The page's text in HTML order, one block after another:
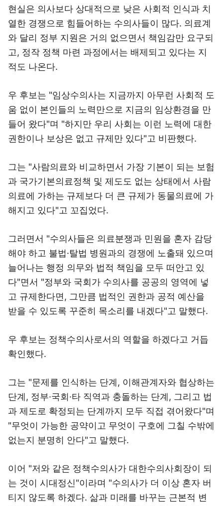
현실은 의사보다 상대적으로 낮은 사회적 인식과 치
열한 경쟁으로 힘들어하는 수의사들이 많다. 의료계
와 달리 정부 지원은 거의 없으면서 책임감만 요구되
고, 정작 정책 마련 과정에서는 배제되고 있다는 지
적도 나온다.
우 후보는 "임상수의사는 지금까지 아무런 사회적 도
움 없이 본인들의 노력만으로 지금의 임상환경을 만
들어 왔다"며 "하지만 우리 사회는 이런 노력에 대한
권한이나 보상은 없고 규제만 있다"고 비판했다.
그는 "사람의료와 비교하면서 가장 기본이 되는 보험
과 국가기본의료정책 및 제도도 없는 상태에서 사람
의료에 가하는 규제보다 더 큰 규제가 동물의료에 가
해지고 있다"고 꼬집었다.
그러면서 "수의사들은 의료분쟁과 민원을 혼자 감당
해야 하고 불법·탈법 병원과의 경쟁에 노출돼 있으며
늘어나는 행정 의무와 법적 책임을 모두 떠안고 있
다"면서 "정부와 국회가 수의사를 공공의 영역에 넣
고 규제한다면, 그만큼 법적인 권한과 공적 예산을
받을 수 있도록 꾸준히 목소리를 내겠다"고 말했다.
우 후보는 정책수의사로서의 역할을 하겠다고 거듭
확인했다.
그는 "문제를 인식하는 단계, 이해관계자와 협상하는
단계, 정부·국회·타 직역과 충돌하는 단계, 그리고 법
과 제도로 확정되는 단계까지 모두 직접 겪어왔다"며
"무엇이 가능한 공약이고 무엇이 구호에 그칠 수밖에
없는지 분명히 안다"고 말했다.
이어 "저와 같은 정책수의사가 대한수의사회장이 되
는 것이 시대정신"이라며 "수의사가 더 이상 혼자 버
티지 않도록 하겠다. 삶과 미래를 바꾸는 근본적 변